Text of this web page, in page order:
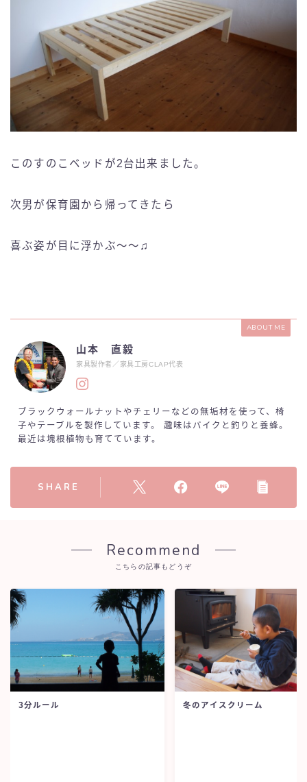
このすのこベッドが2台出来ました。
次男が保育園から帰ってきたら
喜ぶ姿が目に浮かぶ〜〜♫
ABOUT ME
山本 直毅
家具製作者／家具工房CLAP代表
ブラックウォールナットやチェリーなどの無垢材を使って、椅
子やテーブルを製作しています。 趣味はバイクと釣りと養蜂。
最近は塊根植物も育てています。
SHARE
Recommend
こちらの記事もどうぞ
3分ルール 冬のアイスクリーム